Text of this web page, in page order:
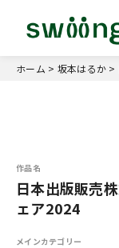
ホーム > 坂本はるか >
作品名
日本出版販売
ェア2024
メインカテゴリー